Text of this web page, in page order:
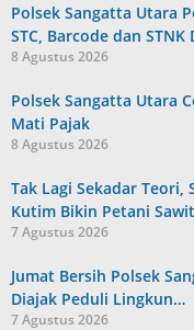
Polsek Sangatta Utara
STC, Barcode dan STNK
8 Agustus 2026
Polsek Sangatta Utara
Mati Pajak
8 Agustus 2026
Tak Lagi Sekadar Teori,
Kutim Bikin Petani
7 Agustus 2026
Jumat Bersih Polsek
Diajak Peduli Lingkun…
7 Agustus 2026